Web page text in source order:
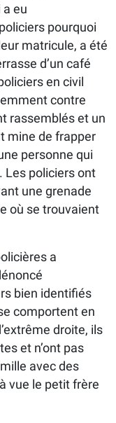
eu
pourquoi
matricule, a été
d’un café
en civil
contre
rassemblés et un
mine de frapper
personne qui
Les policiers ont
une grenade
où se trouvaient
a
bien identifiés
comportent en
droite, ils
et n’ont pas
avec des
vue le petit frère